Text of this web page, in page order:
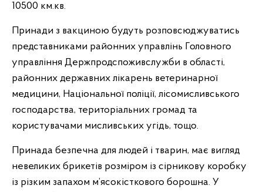
10500 км.кв.
Принади з вакциною будуть розповсюджуватись
представниками районних управлінь Головного
управління Держпродспоживслужби в області,
районних державних лікарень ветеринарної
медицини, Національної поліції, лісомисливського
господарства, територіальних громад та
користувачами мисливських угідь, тощо.
Принада безпечна для людей і тварин, має вигляд
невеликих брикетів розміром із сірникову коробку
із різким запахом м’ясокісткового борошна. У